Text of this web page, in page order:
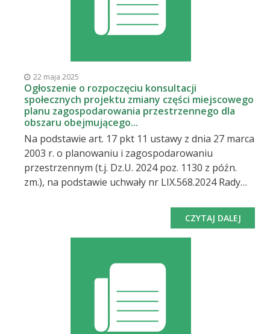
22 maja 2025
Ogłoszenie o rozpoczęciu konsultacji
społecznych projektu zmiany części miejscowego
planu zagospodarowania przestrzennego dla
obszaru obejmującego...
Na podstawie art. 17 pkt 11 ustawy z dnia 27 marca
2003 r. o planowaniu i zagospodarowaniu
przestrzennym (t.j. Dz.U. 2024 poz. 1130 z późn.
zm.), na podstawie uchwały nr LIX.568.2024 Rady
lutego 2024 r. w sprawie przystąpienia do
sporządzania zmiany części miejscowego planu
zagospodarowania przestrzennego dla obszaru
Maków Podhalański oraz w związku z art. 39 ust. 1
oraz art. 54 ust. 2 ustawy z dnia 3 października
2008 r. o udostępnianiu informacji o środowisku i
jego ochronie, udziale społeczeństwa w ochronie
środowiska oraz o ocenach oddziaływania na
CZYTAJ DALEJ